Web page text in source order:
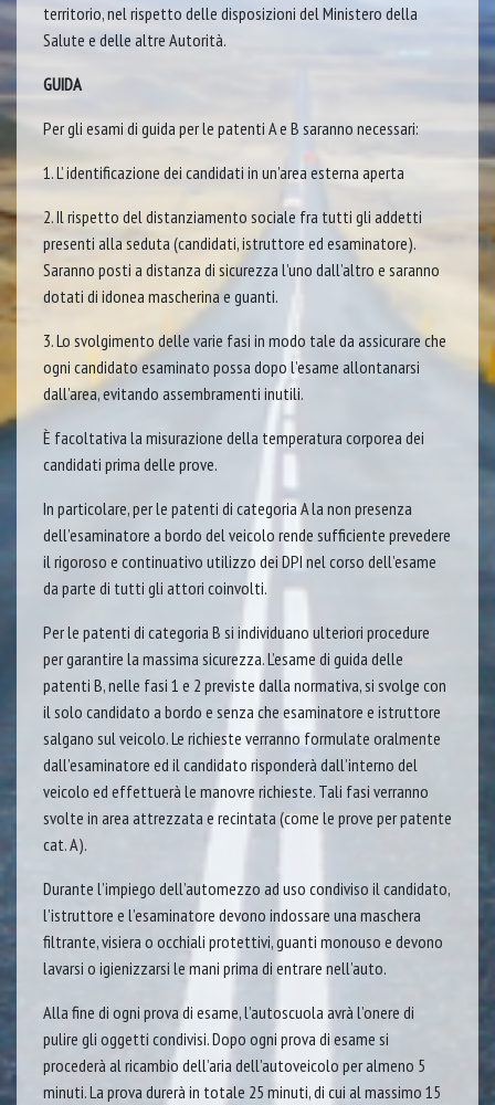
territorio, nel rispetto delle disposizioni del Ministero della
Salute e delle altre Autorità.
GUIDA
Per gli esami di guida per le patenti A e B saranno necessari:
1. L’ identificazione dei candidati in un’area esterna aperta
2. Il rispetto del distanziamento sociale fra tutti gli addetti
presenti alla seduta (candidati, istruttore ed esaminatore).
Saranno posti a distanza di sicurezza l’uno dall’altro e saranno
dotati di idonea mascherina e guanti.
3. Lo svolgimento delle varie fasi in modo tale da assicurare che
ogni candidato esaminato possa dopo l’esame allontanarsi
dall’area, evitando assembramenti inutili.
È facoltativa la misurazione della temperatura corporea dei
candidati prima delle prove.
In particolare, per le patenti di categoria A la non presenza
dell’esaminatore a bordo del veicolo rende sufficiente prevedere
il rigoroso e continuativo utilizzo dei DPI nel corso dell’esame
da parte di tutti gli attori coinvolti.
Per le patenti di categoria B si individuano ulteriori procedure
per garantire la massima sicurezza. L’esame di guida delle
patenti B, nelle fasi 1 e 2 previste dalla normativa, si svolge con
il solo candidato a bordo e senza che esaminatore e istruttore
salgano sul veicolo. Le richieste verranno formulate oralmente
dall’esaminatore ed il candidato risponderà dall’interno del
veicolo ed effettuerà le manovre richieste. Tali fasi verranno
svolte in area attrezzata e recintata (come le prove per patente
cat. A).
Durante l’impiego dell’automezzo ad uso condiviso il candidato,
l’istruttore e l’esaminatore devono indossare una maschera
filtrante, visiera o occhiali protettivi, guanti monouso e devono
lavarsi o igienizzarsi le mani prima di entrare nell’auto.
Alla fine di ogni prova di esame, l’autoscuola avrà l’onere di
pulire gli oggetti condivisi. Dopo ogni prova di esame si
procederà al ricambio dell’aria dell’autoveicolo per almeno 5
minuti. La prova durerà in totale 25 minuti, di cui al massimo 15